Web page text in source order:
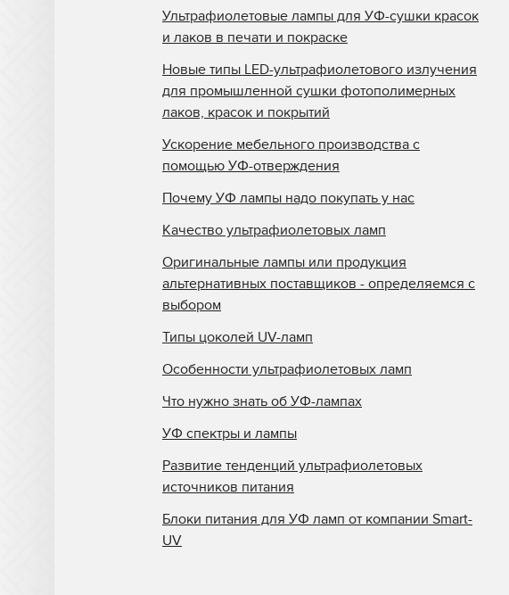
Ультрафиолетовые лампы для УФ-сушки красок
и лаков в печати и покраске
Новые типы LED-ультрафиолетового излучения
для промышленной сушки фотополимерных
лаков, красок и покрытий
Ускорение мебельного производства с
помощью УФ-отверждения
Почему УФ лампы надо покупать у нас
Качество ультрафиолетовых ламп
Оригинальные лампы или продукция
альтернативных поставщиков - определяемся с
выбором
Типы цоколей UV-ламп
Особенности ультрафиолетовых ламп
Что нужно знать об УФ-лампах
УФ спектры и лампы
Развитие тенденций ультрафиолетовых
источников питания
Блоки питания для УФ ламп от компании Smart-
UV